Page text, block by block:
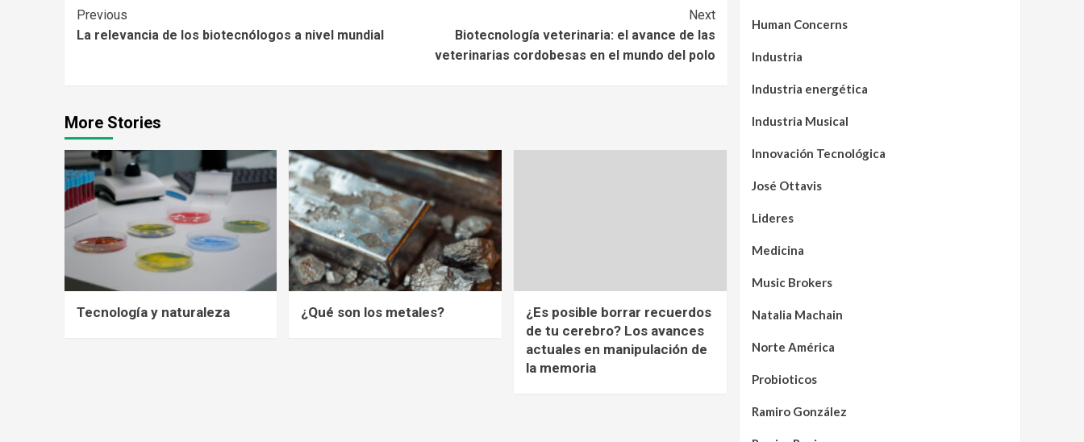
Continue
Reading
Previous
La relevancia de los biotecnólogos a nivel mundial
Next
Biotecnología veterinaria: el avance de las
veterinarias cordobesas en el mundo del polo
More Stories
Tecnología y naturaleza ¿Qué son los metales?
¿Es posible borrar recuerdos
de tu cerebro? Los avances
actuales en manipulación de
la memoria
Human Concerns
Industria
Industria energética
Industria Musical
Innovación Tecnológica
José Ottavis
Lideres
Medicina
Music Brokers
Natalia Machain
Norte América
Probioticos
Ramiro González